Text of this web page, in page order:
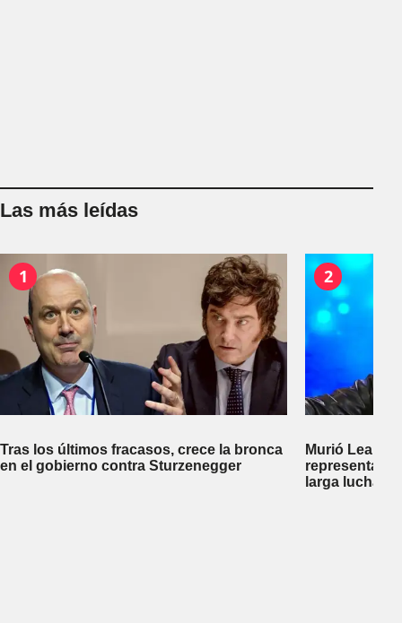
Las más leídas
1
Tras los últimos fracasos, crece la bronca
en el gobierno contra Sturzenegger
2
Murió
larga lucha